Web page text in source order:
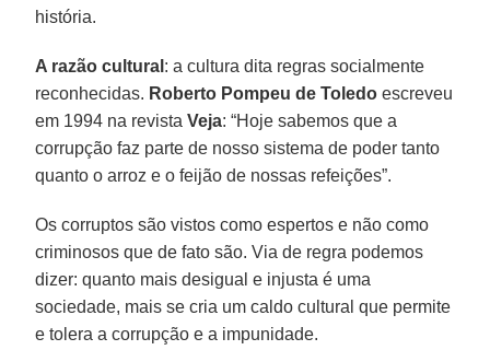
história.
A razão cultural : a cultura dita regras socialmente
reconhecidas. Roberto Pompeu de Toledo escreveu
em 1994 na revista Veja: “Hoje sabemos que a
corrupção faz parte de nosso sistema de poder tanto
quanto o arroz e o feijão de nossas refeições”.
Os corruptos são vistos como espertos e não como
criminosos que de fato são. Via de regra podemos
dizer: quanto mais desigual e injusta é uma
sociedade, mais se cria um caldo cultural que permite
e tolera a corrupção e a impunidade.